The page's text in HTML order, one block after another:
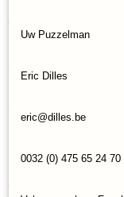
speelkaarten weg te
Degene die als
Uw Puzzelman
Eric Dilles
eric@dilles.be
0032 (0) 475 65 24 70